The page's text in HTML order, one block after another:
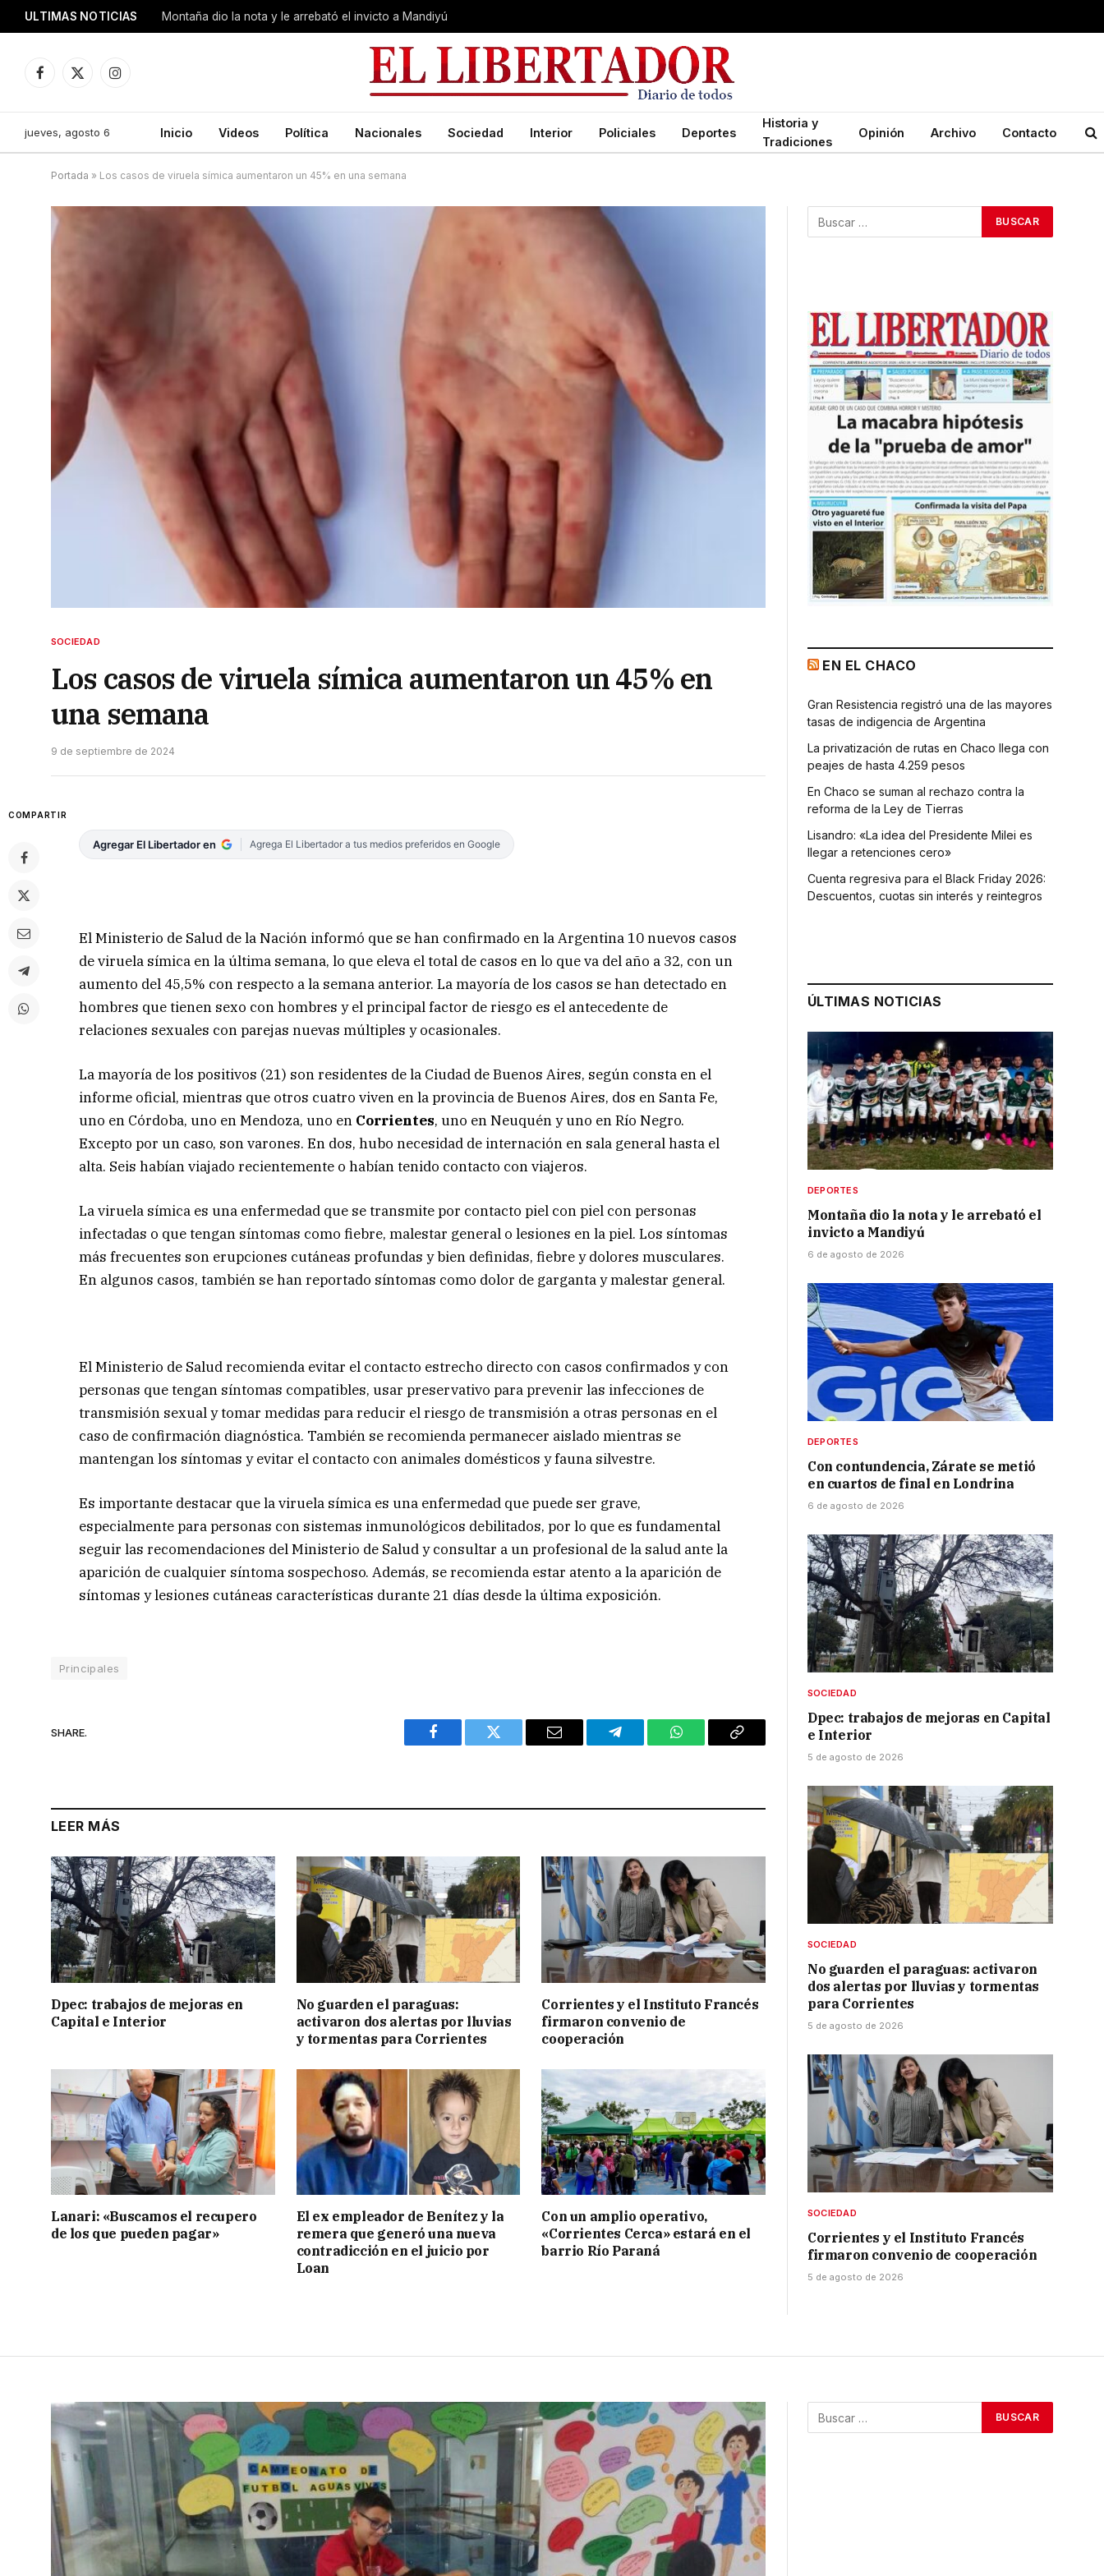
ULTIMAS NOTICIAS Montaña dio la nota y le arrebató el invicto a Mandiyú
Facebook
X
Instagram
jueves, agosto 6 Inicio Videos Política Nacionales Sociedad Interior Policiales Deportes
Historia y
Tradiciones
Opinión Archivo Contacto
Portada » Los casos de viruela símica aumentaron un 45% en una semana
SOCIEDAD
Los casos de viruela símica aumentaron un 45% en
una semana
9 de septiembre de 2024
COMPARTIR
Agregar El Libertador en Agrega El Libertador a tus medios preferidos en Google
El Ministerio de Salud de la Nación informó que se han confirmado en la Argentina 10 nuevos casos
de viruela símica en la última semana, lo que eleva el total de casos en lo que va del año a 32, con un
aumento del 45,5% con respecto a la semana anterior. La mayoría de los casos se han detectado en
hombres que tienen sexo con hombres y el principal factor de riesgo es el antecedente de
relaciones sexuales con parejas nuevas múltiples y ocasionales.
La mayoría de los positivos (21) son residentes de la Ciudad de Buenos Aires, según consta en el
informe oficial, mientras que otros cuatro viven en la provincia de Buenos Aires, dos en Santa Fe,
uno en Córdoba, uno en Mendoza, uno en Corrientes, uno en Neuquén y uno en Río Negro.
Excepto por un caso, son varones. En dos, hubo necesidad de internación en sala general hasta el
alta. Seis habían viajado recientemente o habían tenido contacto con viajeros.
La viruela símica es una enfermedad que se transmite por contacto piel con piel con personas
infectadas o que tengan síntomas como fiebre, malestar general o lesiones en la piel. Los síntomas
más frecuentes son erupciones cutáneas profundas y bien definidas, fiebre y dolores musculares.
En algunos casos, también se han reportado síntomas como dolor de garganta y malestar general.
El Ministerio de Salud recomienda evitar el contacto estrecho directo con casos confirmados y con
personas que tengan síntomas compatibles, usar preservativo para prevenir las infecciones de
transmisión sexual y tomar medidas para reducir el riesgo de transmisión a otras personas en el
caso de confirmación diagnóstica. También se recomienda permanecer aislado mientras se
mantengan los síntomas y evitar el contacto con animales domésticos y fauna silvestre.
Es importante destacar que la viruela símica es una enfermedad que puede ser grave,
especialmente para personas con sistemas inmunológicos debilitados, por lo que es fundamental
seguir las recomendaciones del Ministerio de Salud y consultar a un profesional de la salud ante la
aparición de cualquier síntoma sospechoso. Además, se recomienda estar atento a la aparición de
síntomas y lesiones cutáneas características durante 21 días desde la última exposición.
Principales
SHARE.
Facebook Twitter Email Telegram WhatsAppCopy
LEER MÁS
Dpec: trabajos de mejoras en
Capital e Interior
No guarden el paraguas:
activaron dos alertas por lluvias
y tormentas para Corrientes
Corrientes y el Instituto Francés
firmaron convenio de
cooperación
Lanari: «Buscamos el recupero
de los que pueden pagar»
El ex empleador de Benítez y la
remera que generó una nueva
contradicción en el juicio por
Loan
Con un amplio operativo,
«Corrientes Cerca» estará en el
barrio Río Paraná
EN EL CHACO
Gran Resistencia registró una de las mayores
tasas de indigencia de Argentina
La privatización de rutas en Chaco llega con
peajes de hasta 4.259 pesos
En Chaco se suman al rechazo contra la
reforma de la Ley de Tierras
Lisandro: «La idea del Presidente Milei es
llegar a retenciones cero»
Cuenta regresiva para el Black Friday 2026:
Descuentos, cuotas sin interés y reintegros
ÚLTIMAS NOTICIAS
DEPORTES
Montaña dio la nota y le arrebató el
invicto a Mandiyú
6 de agosto de 2026
DEPORTES
Con contundencia, Zárate se metió
en cuartos de final en Londrina
6 de agosto de 2026
SOCIEDAD
Dpec: trabajos de mejoras en Capital
e Interior
5 de agosto de 2026
SOCIEDAD
No guarden el paraguas: activaron
dos alertas por lluvias y tormentas
para Corrientes
5 de agosto de 2026
SOCIEDAD
Corrientes y el Instituto Francés
firmaron convenio de cooperación
5 de agosto de 2026